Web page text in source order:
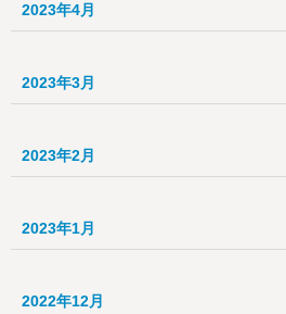
2023年4月
2023年3月
2023年2月
2023年1月
2022年12月